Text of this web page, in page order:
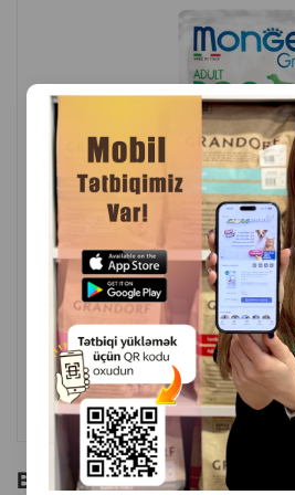
Almaniyada istehsal olunur — hər
Tam dəyərli qidalanma, enerji və
əla seçimdir.
( Rəylər)
Çəki
1.80
ALMAQ
Bu brendin başqa